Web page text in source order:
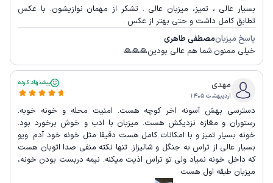
بسیار عالی ، تمیز، میزبان عالی . تشکر از مهمان نوازیشون. با عکس
تطابق کامل داشت و حتی بهتر از عکس .
پاسخ میزبانمصطفی طاهری
خیلی ممنون.شما هم عالی بودین🙏🙏🙏
مهدی
اردیبهشت ۱۴۰۵
پیشنهاد کرده
دسترسی بهش آسونه اخر کوچه هست. امنیت محله و خونه خوبه.
رستوران و مغازه نزدیکش هست. میزبان با ادب و خوش برخورد بود.
خونه بسیار تمیز و با امکانات کامل هست دقیقا مثل خونه خود آدم. ویو
بسیار عالی از تراس به جنگل و شالیزاز. تنها نکته منفی صدا اتوبان هست
که داخل خونه نمیاد ولی تو تراس اذیت میکنه. نیمه دربست بودن خونه،
میزبان طبقه اول هست